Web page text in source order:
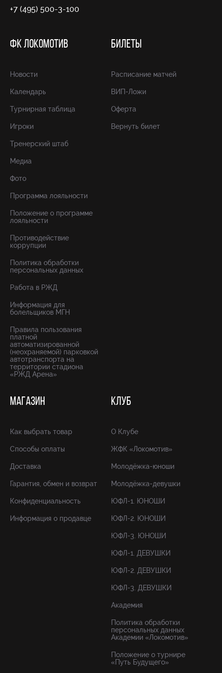
+7 (495) 500-3-100
ФК ЛОКОМОТИВ
Новости
Календарь
Турнирная таблица
Игроки
Тренерский штаб
Медиа
Фото
Программа лояльности
Положение о программе
лояльности
Противодействие
коррупции
Политика обработки
персональных данных
Работа в РЖД
Информация для
болельщиков МГН
Правила пользования
платной
автоматизированной
(неохраняемой) парковкой
автотранспорта на
территории стадиона
«РЖД Арена»
БИЛЕТЫ
Расписание матчей
ВИП-Ложи
Оферта
Вернуть билет
МАГАЗИН
Как выбрать товар
Способы оплаты
Доставка
Гарантия, обмен и возврат
Конфиденциальность
Информация о продавце
КЛУБ
О Клубе
ЖФК «Локомотив»
Молодёжка-юноши
Молодёжка-девушки
ЮФЛ-1. ЮНОШИ
ЮФЛ-2. ЮНОШИ
ЮФЛ-3. ЮНОШИ
ЮФЛ-1. ДЕВУШКИ
ЮФЛ-2. ДЕВУШКИ
ЮФЛ-3. ДЕВУШКИ
Академия
Политика обработки
персональных данных
Академии «Локомотив»
Положение о турнире
«Путь Будущего»